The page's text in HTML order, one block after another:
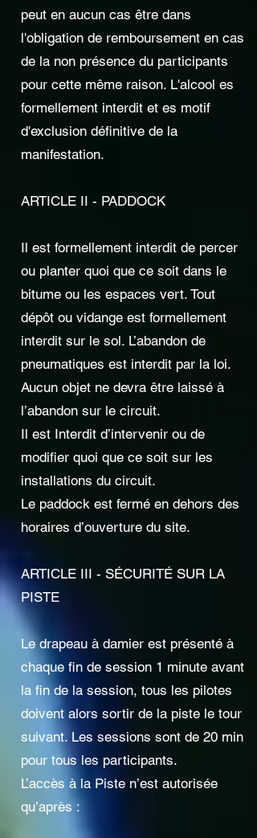
peut en aucun cas être dans
l'obligation de remboursement en cas
de la non présence du participants
pour cette même raison. L'alcool es
formellement interdit et es motif
d'exclusion définitive de la
manifestation.
ARTICLE II - PADDOCK
Il est formellement interdit de percer
ou planter quoi que ce soit dans le
bitume ou les espaces vert. Tout
dépôt ou vidange est formellement
interdit sur le sol. L’abandon de
pneumatiques est interdit par la loi.
Aucun objet ne devra être laissé à
l’abandon sur le circuit.
Il est Interdit d’intervenir ou de
modifier quoi que ce soit sur les
installations du circuit.
Le paddock est fermé en dehors des
horaires d’ouverture du site.
ARTICLE III - SÉCURITÉ SUR LA
PISTE
Le drapeau à damier est présenté à
chaque fin de session 1 minute avant
la fin de la session, tous les pilotes
doivent alors sortir de la piste le tour
suivant. Les sessions sont de 20 min
pour tous les participants.
L’accès à la Piste n’est autorisée
qu’après :